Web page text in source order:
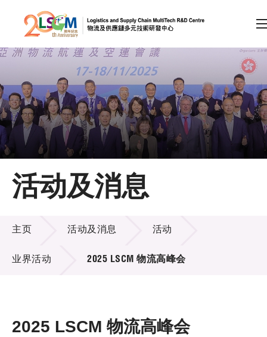
跳到内容（按回车键）
会员登录
A A EN 繁 简
主页
关于LSCM
技术商品化
项目及资助计划
活动及消息
活动及消息
活动及消息
主页 活动及消息 活动
业界活动 2025 LSCM 物流高峰会
2025 LSCM 物流高峰会